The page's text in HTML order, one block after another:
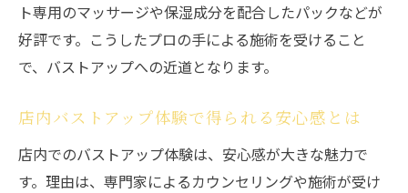
ト専用のマッサージや保湿成分を配合したパックなどが
好評です。こうしたプロの手による施術を受けること
で、バストアップへの近道となります。
店内バストアップ体験で得られる安心感とは
店内でのバストアップ体験は、安心感が大きな魅力で
す。理由は、専門家によるカウンセリングや施術が受け